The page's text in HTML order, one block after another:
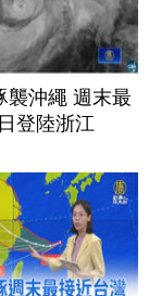
襲沖繩 週末最
登陸浙江